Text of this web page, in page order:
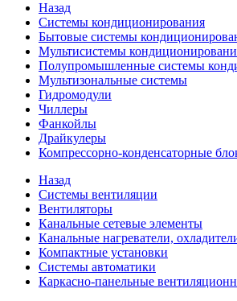
Назад
Системы кондиционирования
Бытовые системы
Мультисистемы
Полупромышленные системы
Мультизональные системы
Гидромодули
Чиллеры
Фанкойлы
Драйкулеры
Компрессорно-конденсаторные
Назад
Системы вентиляции
Вентиляторы
Канальные сетевые элементы
Канальные нагреватели,
Компактные установки
Системы автоматики
Каркасно-панельные